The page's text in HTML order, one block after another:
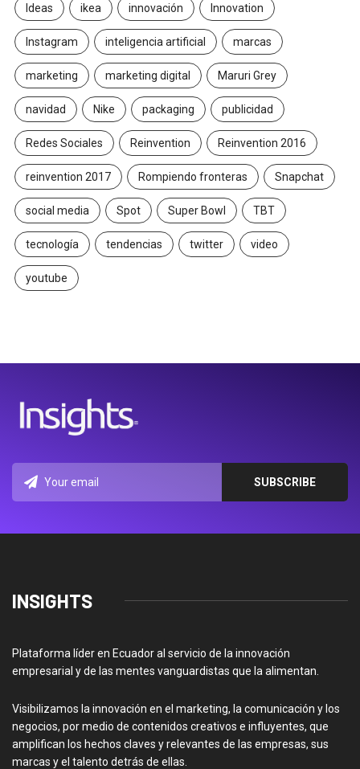
Ideas ikea innovación Innovation
Instagram inteligencia artificial marcas
marketing marketing digital Maruri Grey
navidad Nike packaging publicidad
Redes Sociales Reinvention Reinvention 2016
reinvention 2017 Rompiendo fronteras Snapchat
social media Spot Super Bowl TBT
tecnología tendencias twitter video
youtube
INSIGHTS
Plataforma líder en Ecuador al servicio de la innovación
empresarial y de las mentes vanguardistas que la alimentan.
Visibilizamos la innovación en el marketing, la comunicación y los
negocios, por medio de contenidos creativos e influyentes, que
amplifican los hechos claves y relevantes de las empresas, sus
marcas y el talento detrás de ellas.